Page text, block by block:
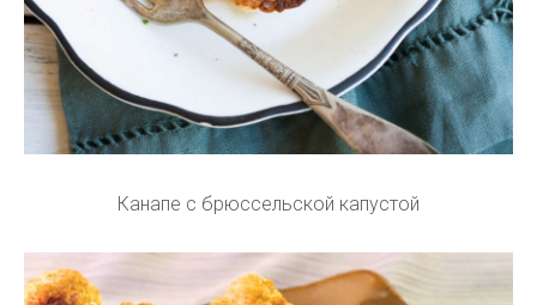
Канапе с брюссельской капустой